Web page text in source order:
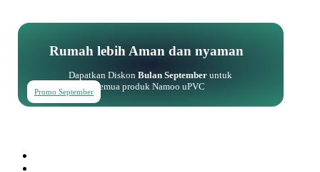
Rumah lebih Aman dan nyaman
Dapatkan DiskonBulan September untuk
semua produk Namoo uPVC
Promo September